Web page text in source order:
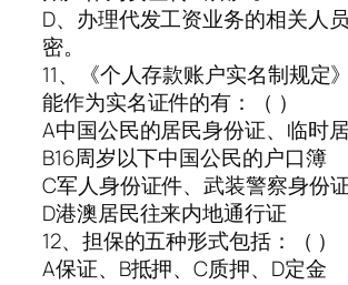
D、办理代发工资业务的相关人
密。
11、《个人存款账户实名制规定
能作为实名证件的有：（ ）
A中国公民的居民身份证、临时
B16周岁以下中国公民的户口簿
C军人身份证件、武装警察身份
D港澳居民往来内地通行证
12、担保的五种形式包括：（ ）
A保证、B抵押、C质押、D定金